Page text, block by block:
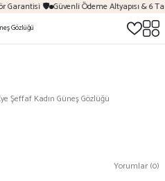
Garantisi 🛡️ Güvenli Ödeme Altyapısı & 6
Şeffaf Kadın Güneş Gözlüğü
Yorumlar (0)